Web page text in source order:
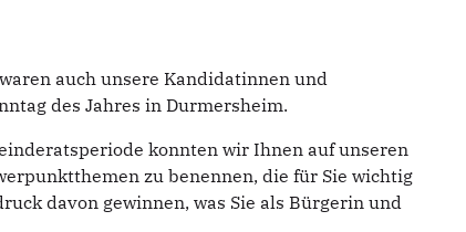
auch unsere Kandidatinnen und
des Jahres in Durmersheim.
konnten wir Ihnen auf unseren
zu benennen, die für Sie wichtig
davon gewinnen, was Sie als Bürgerin und